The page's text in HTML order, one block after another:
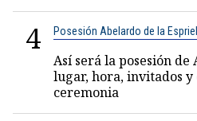
4 Posesión Abelardo de la
Así será la posesión
lugar, hora, invitados y
ceremonia